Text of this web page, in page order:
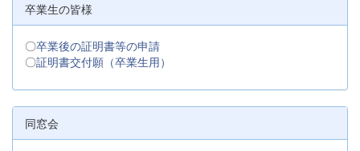
卒業生の皆様
〇卒業後の証明書等の申請
〇証明書交付願（卒業生用）
同窓会